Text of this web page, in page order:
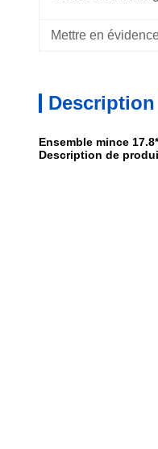
Mettre en
Ensemble mince
Description de